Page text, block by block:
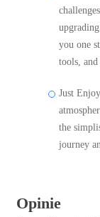
you one
tools,
Just
the
journey
Opinie